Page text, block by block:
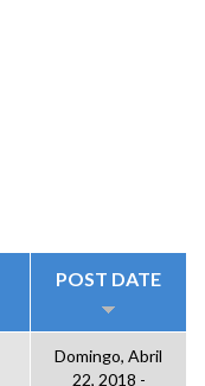
POST DATE
Domingo, Abril
22, 2018 -